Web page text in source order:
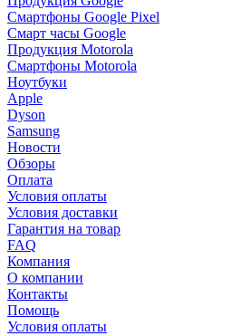
Смартфоны Google Pixel
Смарт часы Google
Продукция Motorola
Смартфоны Motorola
Ноутбуки
Apple
Dyson
Samsung
Новости
Обзоры
Оплата
Условия оплаты
Условия доставки
Гарантия на товар
FAQ
Компания
О компании
Контакты
Помощь
Условия оплаты